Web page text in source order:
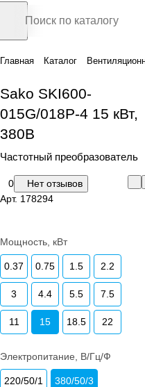
Главная Каталог
Sako SKI600-
015G/018P-4 15 кВт,
380В
Частотный преобразователь
0
Нет отзывов
Арт. 178294
Мощность, кВт
0.37 0.75 1.5 2.2
3 4.4 5.5 7.5
11 15 18.5 22
Электропитание, В/Гц/Ф
220/50/1 380/50/3